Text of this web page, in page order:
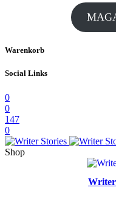
Warenkorb
Social Links
0
0
147
0
Shop
Writer